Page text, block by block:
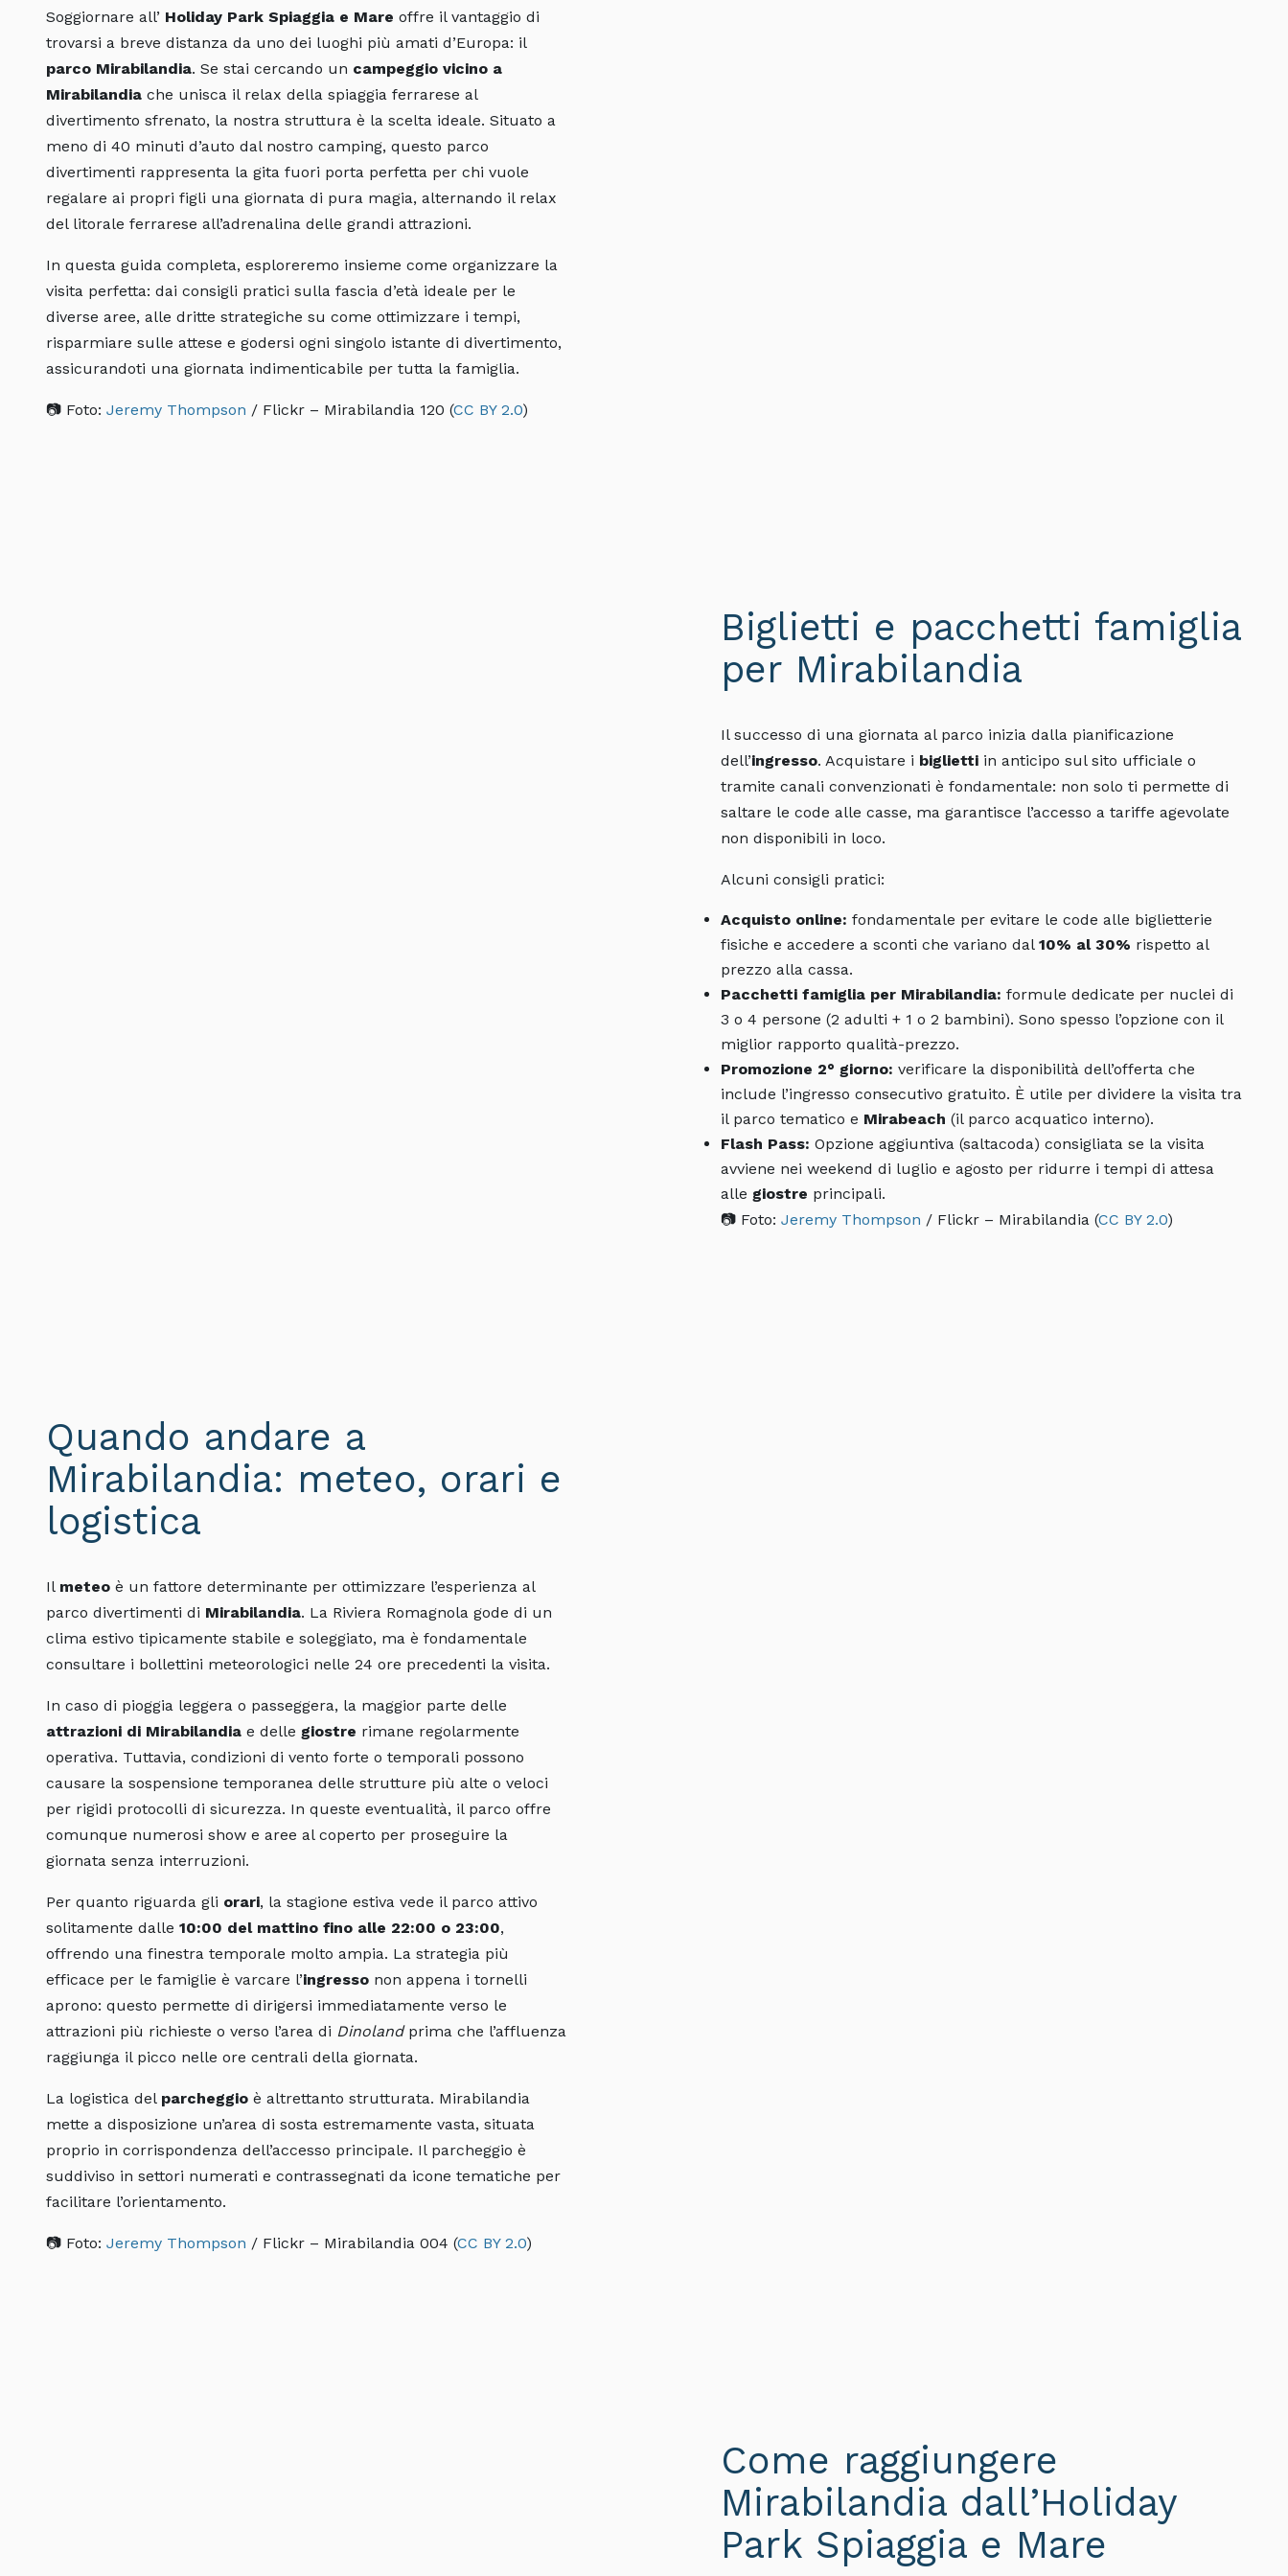
Soggiornare all’ Holiday Park Spiaggia e Mare offre il vantaggio di
trovarsi a breve distanza da uno dei luoghi più amati d’Europa: il
parco Mirabilandia. Se stai cercando un campeggio vicino a
Mirabilandia che unisca il relax della spiaggia ferrarese al
divertimento sfrenato, la nostra struttura è la scelta ideale. Situato a
meno di 40 minuti d’auto dal nostro camping, questo parco
divertimenti rappresenta la gita fuori porta perfetta per chi vuole
regalare ai propri figli una giornata di pura magia, alternando il relax
del litorale ferrarese all’adrenalina delle grandi attrazioni.
In questa guida completa, esploreremo insieme come organizzare la
visita perfetta: dai consigli pratici sulla fascia d’età ideale per le
diverse aree, alle dritte strategiche su come ottimizzare i tempi,
risparmiare sulle attese e godersi ogni singolo istante di divertimento,
assicurandoti una giornata indimenticabile per tutta la famiglia.
📷 Foto: Jeremy Thompson / Flickr – Mirabilandia 120 (CC BY 2.0)
Biglietti e pacchetti famiglia
per Mirabilandia
Il successo di una giornata al parco inizia dalla pianificazione
dell’ingresso. Acquistare i biglietti in anticipo sul sito ufficiale o
tramite canali convenzionati è fondamentale: non solo ti permette di
saltare le code alle casse, ma garantisce l’accesso a tariffe agevolate
non disponibili in loco.
Alcuni consigli pratici:
Acquisto online: fondamentale per evitare le code alle biglietterie
fisiche e accedere a sconti che variano dal 10% al 30% rispetto al
prezzo alla cassa.
Pacchetti famiglia per Mirabilandia: formule dedicate per nuclei di
3 o 4 persone (2 adulti + 1 o 2 bambini). Sono spesso l’opzione con il
miglior rapporto qualità-prezzo.
Promozione 2° giorno: verificare la disponibilità dell’offerta che
include l’ingresso consecutivo gratuito. È utile per dividere la visita tra
il parco tematico e Mirabeach (il parco acquatico interno).
Flash Pass: Opzione aggiuntiva (saltacoda) consigliata se la visita
avviene nei weekend di luglio e agosto per ridurre i tempi di attesa
alle giostre principali.
📷 Foto: Jeremy Thompson / Flickr – Mirabilandia (CC BY 2.0)
Quando andare a
Mirabilandia: meteo, orari e
logistica
Il meteo è un fattore determinante per ottimizzare l’esperienza al
parco divertimenti di Mirabilandia. La Riviera Romagnola gode di un
clima estivo tipicamente stabile e soleggiato, ma è fondamentale
consultare i bollettini meteorologici nelle 24 ore precedenti la visita.
In caso di pioggia leggera o passeggera, la maggior parte delle
attrazioni di Mirabilandia e delle giostre rimane regolarmente
operativa. Tuttavia, condizioni di vento forte o temporali possono
causare la sospensione temporanea delle strutture più alte o veloci
per rigidi protocolli di sicurezza. In queste eventualità, il parco offre
comunque numerosi show e aree al coperto per proseguire la
giornata senza interruzioni.
Per quanto riguarda gli orari, la stagione estiva vede il parco attivo
solitamente dalle 10:00 del mattino fino alle 22:00 o 23:00,
offrendo una finestra temporale molto ampia. La strategia più
efficace per le famiglie è varcare l’ingresso non appena i tornelli
aprono: questo permette di dirigersi immediatamente verso le
attrazioni più richieste o verso l’area di Dinolandprima che l’affluenza
raggiunga il picco nelle ore centrali della giornata.
La logistica del parcheggio è altrettanto strutturata. Mirabilandia
mette a disposizione un’area di sosta estremamente vasta, situata
proprio in corrispondenza dell’accesso principale. Il parcheggio è
suddiviso in settori numerati e contrassegnati da icone tematiche per
facilitare l’orientamento.
📷 Foto: Jeremy Thompson / Flickr – Mirabilandia 004 (CC BY 2.0)
Come raggiungere
Mirabilandia dall’Holiday
Park Spiaggia e Mare